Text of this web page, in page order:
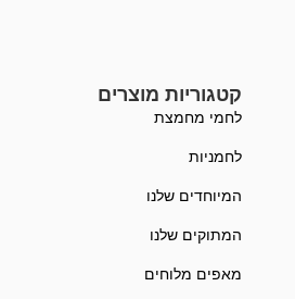
קטגוריות מוצרים
לחמי מחמצת
לחמניות
המיוחדים שלנו
המתוקים שלנו
מאפים מלוחים